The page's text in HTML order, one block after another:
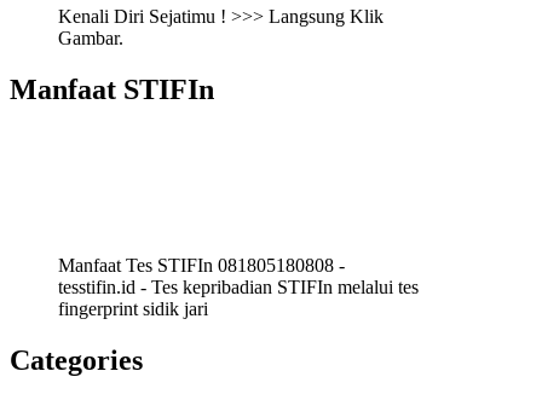
Kenali Diri Sejatimu ! >>> Langsung Klik
Gambar.
Manfaat STIFIn
Manfaat Tes STIFIn 081805180808 -
tesstifin.id - Tes kepribadian STIFIn melalui tes
fingerprint sidik jari
Categories